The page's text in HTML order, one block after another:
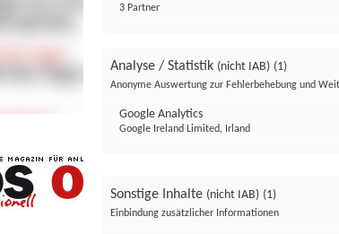
3 Partner
Analyse / Statistik (nicht IAB) (1)
Anonyme Auswertung zur Fehlerbehebung und
Google Analytics
Google Ireland Limited, Irland
Sonstige Inhalte (nicht IAB) (1)
Einbindung zusätzlicher Informationen